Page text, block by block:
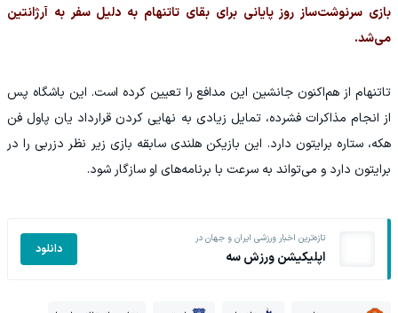
بازی سرنوشت‌ساز روز پایانی برای بقای تاتنهام به دلیل سفر به آرژانتین
می‌شد.
تاتنهام از هم‌اکنون جانشین این مدافع را تعیین کرده است. این باشگاه پس
از انجام مذاکرات فشرده، تمایل زیادی به نهایی کردن قرارداد یان پاول فن
هکه، ستاره برایتون دارد. این بازیکن هلندی سابقه بازی زیر نظر دزربی را در
برایتون دارد و می‌تواند به سرعت با برنامه‌های او سازگار شود.
تازه‌ترین اخبار ورزشی ایران و جهان در
اپلیکیشن ورزش سه دانلود